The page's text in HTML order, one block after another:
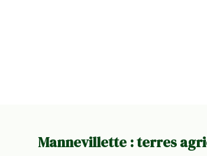
Mannevillette : terres